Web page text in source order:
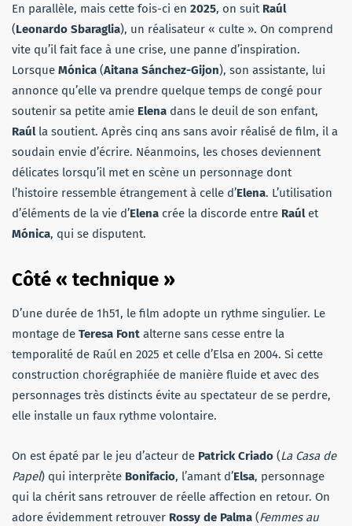
En parallèle, mais cette fois-ci en 2025, on suit Raúl
(Leonardo Sbaraglia), un réalisateur « culte ». On comprend
vite qu’il fait face à une crise, une panne d’inspiration.
Lorsque Mónica (Aitana Sánchez-Gijon), son assistante, lui
annonce qu’elle va prendre quelque temps de congé pour
soutenir sa petite amie Elena dans le deuil de son enfant,
Raúlla soutient. Après cinq ans sans avoir réalisé de film, il a
soudain envie d’écrire. Néanmoins, les choses deviennent
délicates lorsqu’il met en scène un personnage dont
l’histoire ressemble étrangement à celle d’Elena. L’utilisation
d’éléments de la vie d’Elena crée la discorde entre Raúlet
Mónica, qui se disputent.
Côté « technique »
D’une durée de 1h51, le film adopte un rythme singulier. Le
montage de Teresa Font alterne sans cesse entre la
temporalité de Raúl en 2025 et celle d’Elsa en 2004. Si cette
construction chorégraphiée de manière fluide et avec des
personnages très distincts évite au spectateur de se perdre,
elle installe un faux rythme volontaire.
On est épaté par le jeu d’acteur de Patrick Criado (La Casa de
Papel) qui interprète Bonifacio, l’amant d’Elsa, personnage
qui la chérit sans retrouver de réelle affection en retour. On
adore évidemment retrouver Rossy de Palma (Femmes au